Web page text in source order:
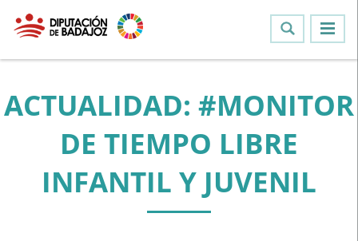
ACTUALIDAD: #MONITOR
DE TIEMPO LIBRE
INFANTIL Y JUVENIL